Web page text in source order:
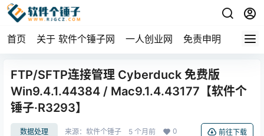
首页 关于 软件个锤子网 一人创业网 免责申明
FTP/SFTP连接管理 Cyberduck 免费版
Win9.4.1.44384 / Mac9.1.4.43177【软件个
锤子·R3293】
数据处理 来源： 软件个锤子 5 个月前 0 前往下载